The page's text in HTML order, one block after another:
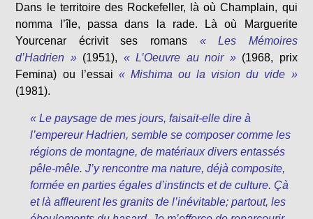
Dans le territoire des Rockefeller, là où Champlain, qui
nomma l’île, passa dans la rade. Là où Marguerite
Yourcenar écrivit ses romans
« Les Mémoires
d’Hadrien » (1951), « L’Oeuvre au noir » (1968, prix
Femina) ou l’essai « Mishima ou la vision du vide »
(1981).
« Le paysage de mes jours, faisait-elle dire à
l’empereur Hadrien, semble se composer comme les
régions de montagne, de matériaux divers entassés
pêle-mêle. J’y rencontre ma nature, déjà composite,
formée en parties égales d’instincts et de culture. Çà
et là affleurent les granits de l’inévitable; partout, les